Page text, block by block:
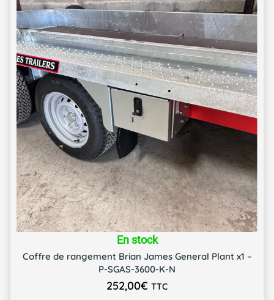
En stock
Coffre de rangement Brian James General Plant x1 –
P-SGAS-3600-K-N
252,00€ TTC